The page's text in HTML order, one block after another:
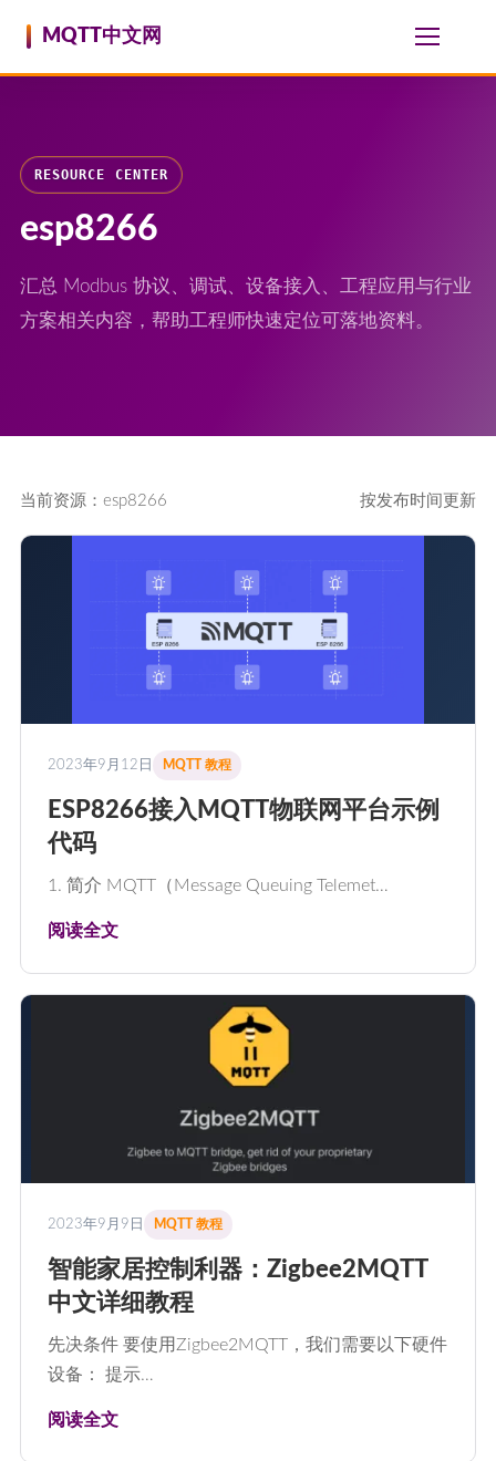
MQTT中文网
RESOURCE CENTER
esp8266
汇总 Modbus 协议、调试、设备接入、工程应用与行业
方案相关内容，帮助工程师快速定位可落地资料。
当前资源：esp8266 按发布时间更新
2023年9月12日 MQTT 教程
ESP8266接入MQTT物联网平台示例
代码
1. 简介 MQTT（Message Queuing Telemet…
阅读全文
2023年9月9日 MQTT 教程
智能家居控制利器：Zigbee2MQTT
中文详细教程
先决条件 要使用Zigbee2MQTT，我们需要以下硬件
设备： 提示…
阅读全文